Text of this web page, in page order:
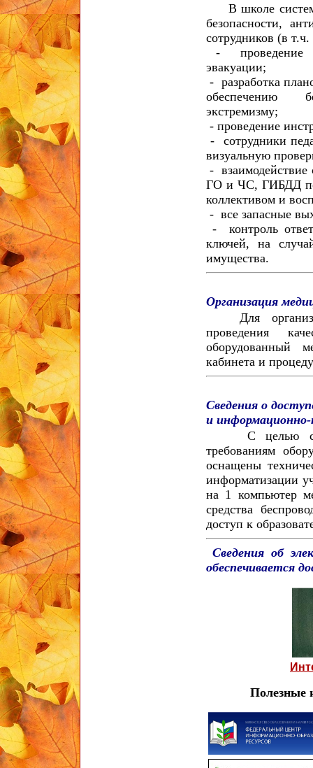
В школе
безопасности,
сотрудников (в
- проведение
эвакуации;
- разработка
обеспечению
экстремизму;
- проведение
- сотрудники
визуальную
- взаимодействие
ГО и ЧС, ГИБДД по
коллективом и
- все запасные
- контроль
ключей, на
имущества.
Организация
Для
проведения
оборудованный
кабинета и
Сведения о
и
С целью
требованиям
оснащены
информатизации
на 1 компьютер
средства
доступ к
Сведения об
обеспечивается
Полезные